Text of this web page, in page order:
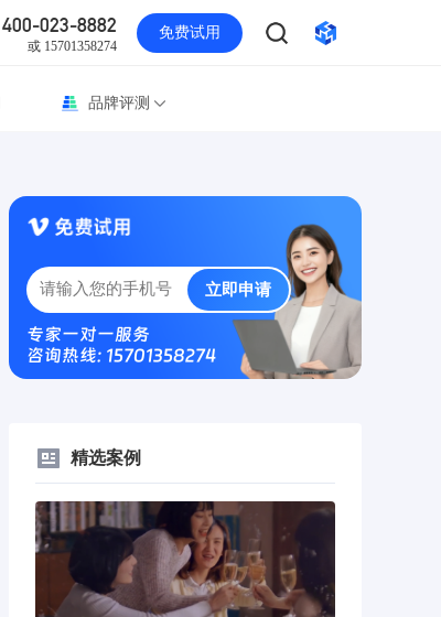
400-023-8882
或 15701358274
免费试用
品牌评测
立即申请
专家一对一服务
咨询热线: 15701358274
精选案例